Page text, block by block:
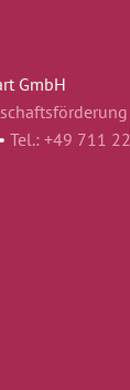
GmbH
Tel.: +49 711